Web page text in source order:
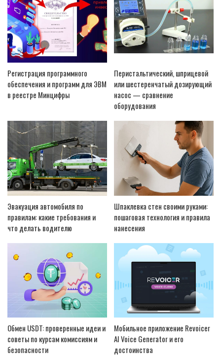
Регистрация программного
обеспечения и программ для ЭВМ
в реестре Минцифры
Перистальтический, шприцевой
или шестеренчатый дозирующий
насос — сравнение
оборудования
Эвакуация автомобиля по
правилам: какие требования и
что делать водителю
Шпаклевка стен своими руками:
пошаговая технология и правила
нанесения
Обмен USDT: проверенные идеи и
советы по курсам комиссиям и
безопасности
Мобильное приложение Revoicer
AI Voice Generator и его
достоинства